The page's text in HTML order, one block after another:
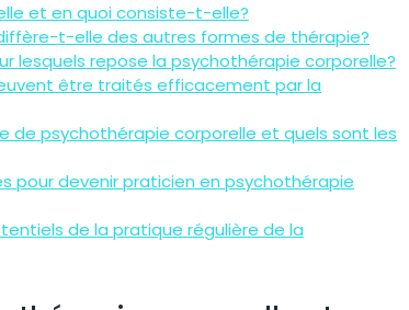
et en quoi consiste-t-elle?
t-elle des autres formes de thérapie?
lesquels repose la psychothérapie corporelle?
être traités efficacement par la
de psychothérapie corporelle et quels sont les
pour devenir praticien en psychothérapie
de la pratique régulière de la